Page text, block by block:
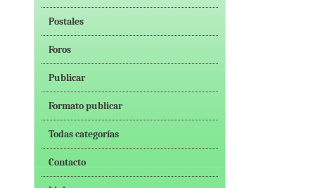
Postales
Foros
Publicar
Formato publicar
Todas categorías
Contacto